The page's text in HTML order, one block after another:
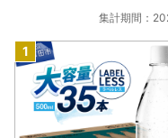
るものではありません
範囲において返礼品取
【ふるさと納税の対象
福岡県糸島市は令和7年
納税の対象となる地方
地方税法（昭和25年法
集計期間：